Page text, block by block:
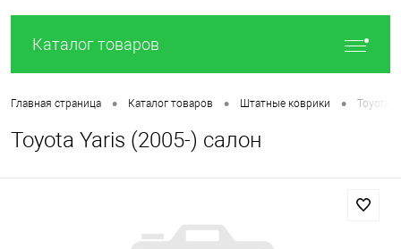
Каталог товаров
Главная страница • Каталог товаров • Штатные коврики • Toyota
Toyota Yaris (2005-) салон